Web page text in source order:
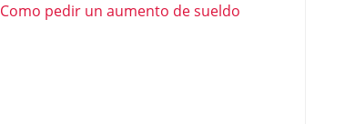
Como pedir un aumento de sueldo